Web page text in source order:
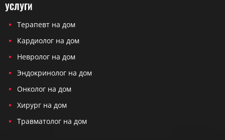
УСЛУГИ
Терапевт на дом
Кардиолог на дом
Невролог на дом
Эндокринолог на дом
Онколог на дом
Хирург на дом
Травматолог на дом